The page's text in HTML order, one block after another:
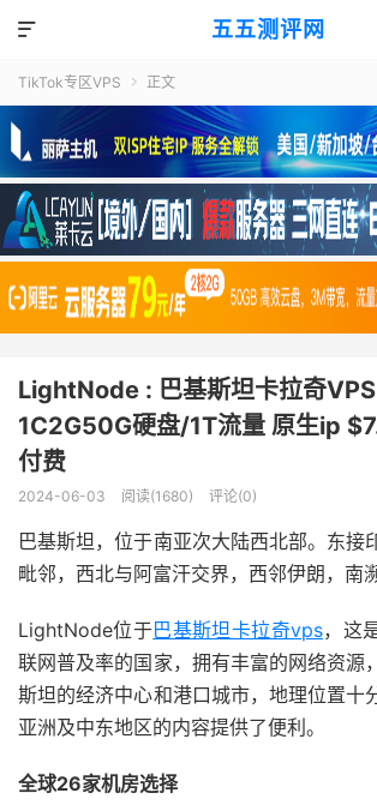
五五测评网

TikTok专区VPS  正文
LightNode : 巴基斯坦卡拉奇
1C2G50G硬盘/1T流量 原生ip
付费
2024-06-03 阅读(1680) 评论(0)
巴基斯坦，位于南亚次大陆西北部。东接
毗邻，西北与阿富汗交界，西邻伊朗，南
LightNode位于巴基斯坦卡拉奇vps，这
联网普及率的国家，拥有丰富的网络资源
斯坦的经济中心和港口城市，地理位置十
亚洲及中东地区的内容提供了便利。
全球26家机房选择